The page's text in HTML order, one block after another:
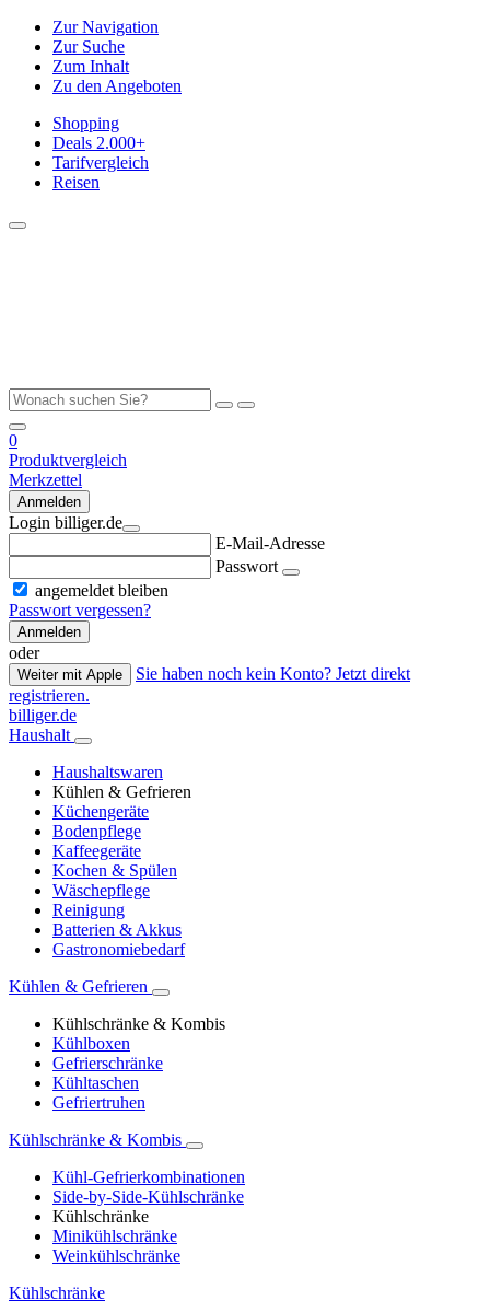
Zur Navigation
Zur Suche
Zum Inhalt
Zu den Angeboten
Shopping
Deals 2.000+
Tarifvergleich
Reisen
0
Produktvergleich
Merkzettel
Anmelden
Login billiger.de
E-Mail-Adresse
Passwort
angemeldet bleiben
Passwort vergessen?
Anmelden
oder
Weiter mit Apple
Sie haben noch kein Konto? Jetzt direkt
registrieren.
billiger.de
Haushalt
Haushaltswaren
Kühlen & Gefrieren
Küchengeräte
Bodenpflege
Kaffeegeräte
Kochen & Spülen
Wäschepflege
Reinigung
Batterien & Akkus
Gastronomiebedarf
Kühlen & Gefrieren
Kühlschränke & Kombis
Kühlboxen
Gefrierschränke
Kühltaschen
Gefriertruhen
Kühlschränke & Kombis
Kühl-Gefrierkombinationen
Side-by-Side-Kühlschränke
Kühlschränke
Minikühlschränke
Weinkühlschränke
Kühlschränke